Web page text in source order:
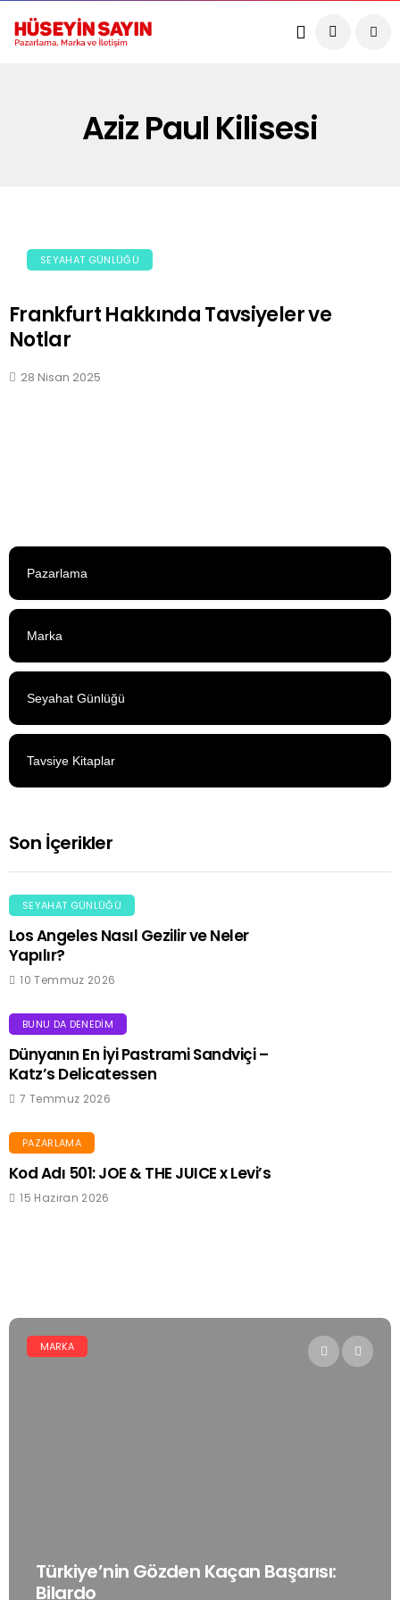
Aziz Paul Kilisesi
SEYAHAT GÜNLÜĞÜ
Frankfurt Hakkında Tavsiyeler ve
Notlar
28 Nisan 2025
Pazarlama
Marka
Seyahat Günlüğü
Tavsiye Kitaplar
Son İçerikler
SEYAHAT GÜNLÜĞÜ
Los Angeles Nasıl Gezilir ve Neler
Yapılır?
10 Temmuz 2026
BUNU DA DENEDIM
Dünyanın En İyi Pastrami Sandviçi –
Katz’s Delicatessen
7 Temmuz 2026
PAZARLAMA
Kod Adı 501: JOE & THE JUICE x Levi’s
15 Haziran 2026
MARKA
Türkiye’nin Gözden Kaçan Başarısı:
Bilardo